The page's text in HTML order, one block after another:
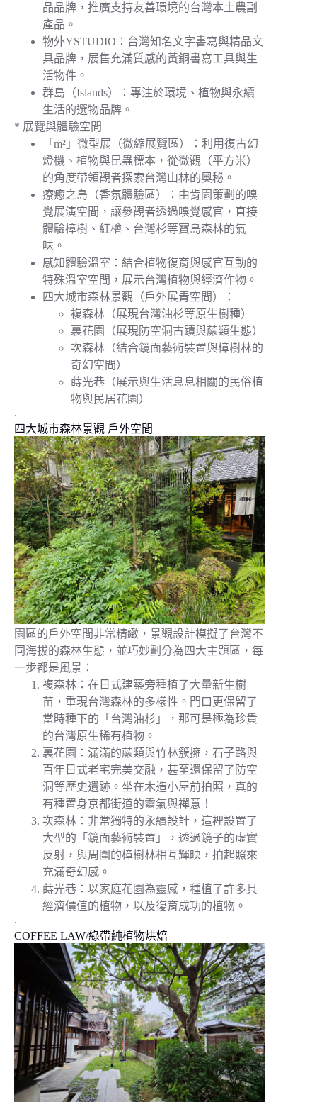
品品牌，推廣支持友善環境的台灣本土農副
產品。
物外YSTUDIO：台灣知名文字書寫與精品文
具品牌，展售充滿質感的黃銅書寫工具與生
活物件。
群島（Islands）：專注於環境、植物與永續
生活的選物品牌。
* 展覽與體驗空間
「m²」微型展（微縮展覽區）：利用復古幻
燈機、植物與昆蟲標本，從微觀（平方米）
的角度帶領觀者探索台灣山林的奧秘。
療癒之島（香氛體驗區）：由肯園策劃的嗅
覺展演空間，讓參觀者透過嗅覺感官，直接
體驗樟樹、紅檜、台灣杉等寶島森林的氣
味。
感知體驗溫室：結合植物復育與感官互動的
特殊溫室空間，展示台灣植物與經濟作物。
四大城市森林景觀（戶外展青空間）：
複森林（展現台灣油杉等原生樹種）
裏花園（展現防空洞古蹟與蕨類生態）
次森林（結合鏡面藝術裝置與樟樹林的
奇幻空間）
蒔光巷（展示與生活息息相關的民俗植
物與民居花園）
.
四大城市森林景觀 戶外空間
園區的戶外空間非常精緻，景觀設計模擬了台灣不
同海拔的森林生態，並巧妙劃分為四大主題區，每
一步都是風景：
複森林：在日式建築旁種植了大量新生樹
苗，重現台灣森林的多樣性。門口更保留了
當時種下的「台灣油杉」，那可是極為珍貴
的台灣原生稀有植物。
裏花園：滿滿的蕨類與竹林簇擁，石子路與
百年日式老宅完美交融，甚至還保留了防空
洞等歷史遺跡。坐在木造小屋前拍照，真的
有種置身京都街道的靈氣與禪意！
次森林：非常獨特的永續設計，這裡設置了
大型的「鏡面藝術裝置」，透過鏡子的虛實
反射，與周圍的樟樹林相互輝映，拍起照來
充滿奇幻感。
蒔光巷：以家庭花園為靈感，種植了許多具
經濟價值的植物，以及復育成功的植物。
.
COFFEE LAW/綠帶純植物烘焙